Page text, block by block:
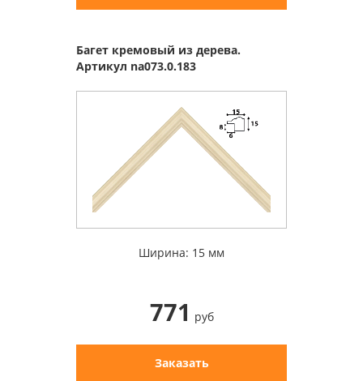
Багет кремовый из дерева.
Артикул na073.0.183
Ширина: 15 мм
771 руб
Заказать